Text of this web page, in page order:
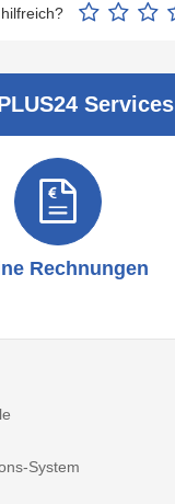
Services
Rechnungen
System